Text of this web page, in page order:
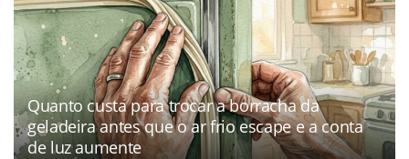
Quanto custa para trocar a borracha da
geladeira antes que o ar frio escape e a conta
de luz aumente